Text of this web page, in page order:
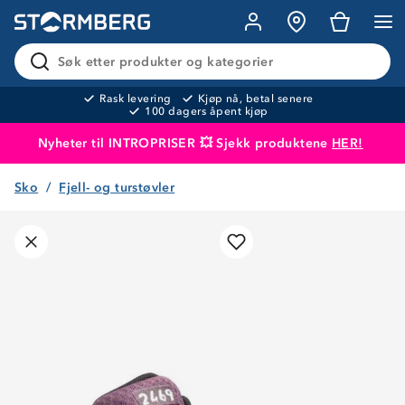
Søk etter produkter og kategorier
Rask levering
Kjøp nå, betal senere
100 dagers åpent kjøp
Nyheter til INTROPRISER 💥 Sjekk produktene HER!
Produktet er lagt i handlekurven
Sko Fjell- og turstøvler